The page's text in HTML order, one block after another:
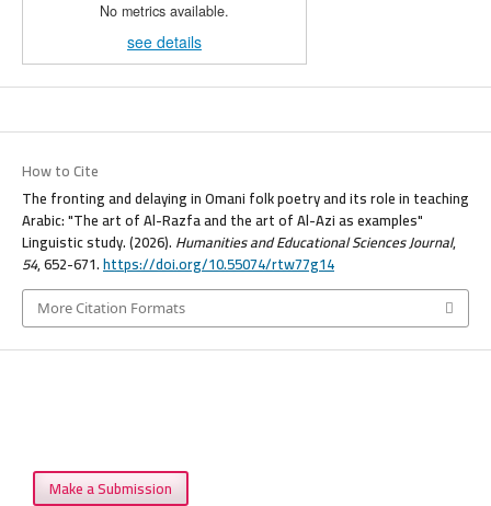
No metrics available.
see details
How to Cite
The fronting and delaying in Omani folk poetry and its role in teaching
Arabic: "The art of Al-Razfa and the art of Al-Azi as examples"
Linguistic study. (2026). Humanities and Educational Sciences Journal,
54, 652-671.https://doi.org/10.55074/rtw77g14
More Citation Formats
Make a Submission